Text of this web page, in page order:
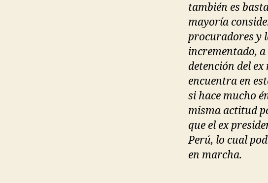
también es
mayoría
procuradores y
incrementado,
detención del
encuentra en
si hace mucho
misma actitud
que el ex
Perú, lo cual
en marcha.